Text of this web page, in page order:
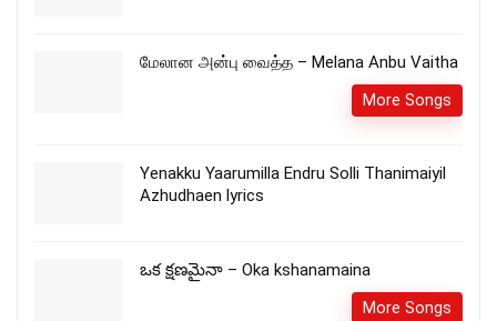
மேலான அன்பு வைத்த – Melana Anbu Vaitha
More Songs
Yenakku Yaarumilla Endru Solli Thanimaiyil
Azhudhaen lyrics
ఒక క్షణమైనా – Oka kshanamaina
More Songs